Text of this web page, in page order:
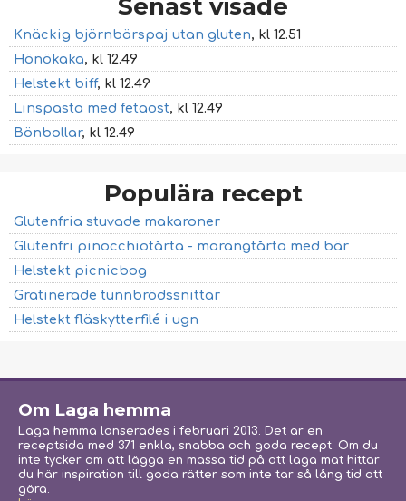
Senast visade
Knäckig björnbärspaj utan gluten, kl 12.51
Hönökaka, kl 12.49
Helstekt biff, kl 12.49
Linspasta med fetaost, kl 12.49
Bönbollar, kl 12.49
Populära recept
Glutenfria stuvade makaroner
Glutenfri pinocchiotårta - marängtårta med bär
Helstekt picnicbog
Gratinerade tunnbrödssnittar
Helstekt fläskytterfilé i ugn
Om Laga hemma
Laga hemma lanserades i februari 2013. Det är en
receptsida med 371 enkla, snabba och goda recept. Om du
inte tycker om att lägga en massa tid på att laga mat hittar
du här inspiration till goda rätter som inte tar så lång tid att
göra.